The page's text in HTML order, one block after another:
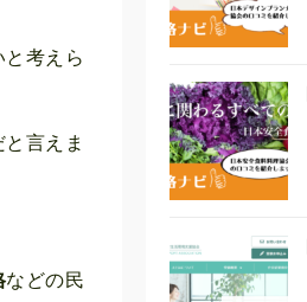
考えら
言えま
などの民